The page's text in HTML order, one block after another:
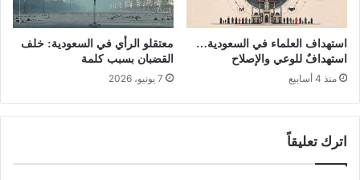
استهداف العلماء في السعودية…
استهدافٌ للوعي والإصلاح
منذ 4 أسابيع
معتقلو الرأي في السعودية: خلف
القضبان بسبب كلمة
7 يونيو، 2026
اترك تعليقاً